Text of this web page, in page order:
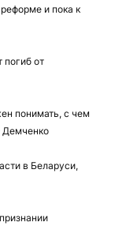
и пока к
погиб от
понимать, с чем
Демченко
в Беларуси,